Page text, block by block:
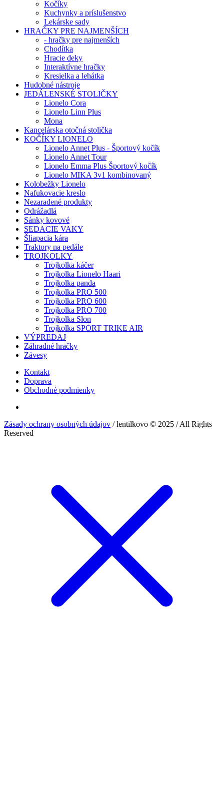
Kočíky
Kuchynky a príslušenstvo
Lekárske sady
HRAČKY PRE NAJMENŠÍCH
- hračky pre najmenších
Chodítka
Hracie deky
Interaktívne hračky
Kresielka a lehátka
Hudobné nástroje
JEDÁLENSKÉ STOLIČKY
Lionelo Cora
Lionelo Linn Plus
Mona
Kancelárska otočná stolička
KOČÍKY LIONELO
Lionelo Annet Plus - Športový kočík
Lionelo Annet Tour
Lionelo Emma Plus Športový kočík
Lionelo MIKA 3v1 kombinovaný
Kolobežky Lionelo
Nafukovacie kreslo
Nezaradené produkty
Odrážadlá
Sánky kovové
SEDACIE VAKY
Šliapacia kára
Traktory na pedále
TROJKOLKY
Trojkolka káčer
Trojkolka Lionelo Haari
Trojkolka panda
Trojkolka PRO 500
Trojkolka PRO 600
Trojkolka PRO 700
Trojkolka Slon
Trojkolka SPORT TRIKE AIR
VÝPREDAJ
Záhradné hračky
Závesy
Kontakt
Doprava
Obchodné podmienky
Zásady ochrany osobných údajov / lentilkovo © 2025 / All Rights
Reserved